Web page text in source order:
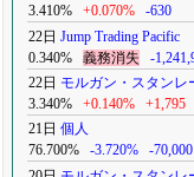
3.410%
+0.070% -630
22日 Jump Trading Pacific
0.340%
義務消失 -
22日 モルガン・スタンレ
3.340%
+0.140% +1,795
21日 個人
76.700%
-3.720% -70,000